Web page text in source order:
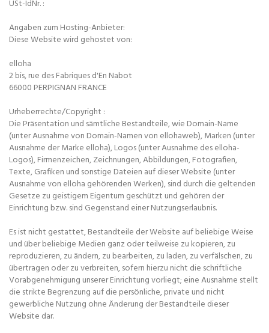
USt-IdNr. :
Angaben zum Hosting-Anbieter:
Diese Website wird gehostet von:
elloha
2 bis, rue des Fabriques d'En Nabot
66000 PERPIGNAN FRANCE
Urheberrechte/Copyright :
Die Präsentation und sämtliche Bestandteile, wie Domain-Name
(unter Ausnahme von Domain-Namen von ellohaweb), Marken (unter
Ausnahme der Marke elloha), Logos (unter Ausnahme des elloha-
Logos), Firmenzeichen, Zeichnungen, Abbildungen, Fotografien,
Texte, Grafiken und sonstige Dateien auf dieser Website (unter
Ausnahme von elloha gehörenden Werken), sind durch die geltenden
Gesetze zu geistigem Eigentum geschützt und gehören der
Einrichtung bzw. sind Gegenstand einer Nutzungserlaubnis.
Es ist nicht gestattet, Bestandteile der Website auf beliebige Weise
und über beliebige Medien ganz oder teilweise zu kopieren, zu
reproduzieren, zu ändern, zu bearbeiten, zu laden, zu verfälschen, zu
übertragen oder zu verbreiten, sofern hierzu nicht die schriftliche
Vorabgenehmigung unserer Einrichtung vorliegt; eine Ausnahme stellt
die strikte Begrenzung auf die persönliche, private und nicht
gewerbliche Nutzung ohne Änderung der Bestandteile dieser
Website dar.